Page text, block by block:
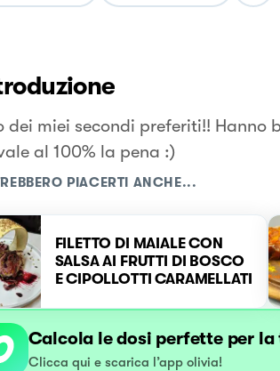
dei miei secondi preferiti!! Hanno
al 100% la pena :)
PIACERTI ANCHE...
FILETTO DI MAIALE CON
SALSA AI FRUTTI DI BOSCO
E CIPOLLOTTI CARAMELLATI
Calcola le dosi perfette per la
Clicca qui e scarica l’app olivia!